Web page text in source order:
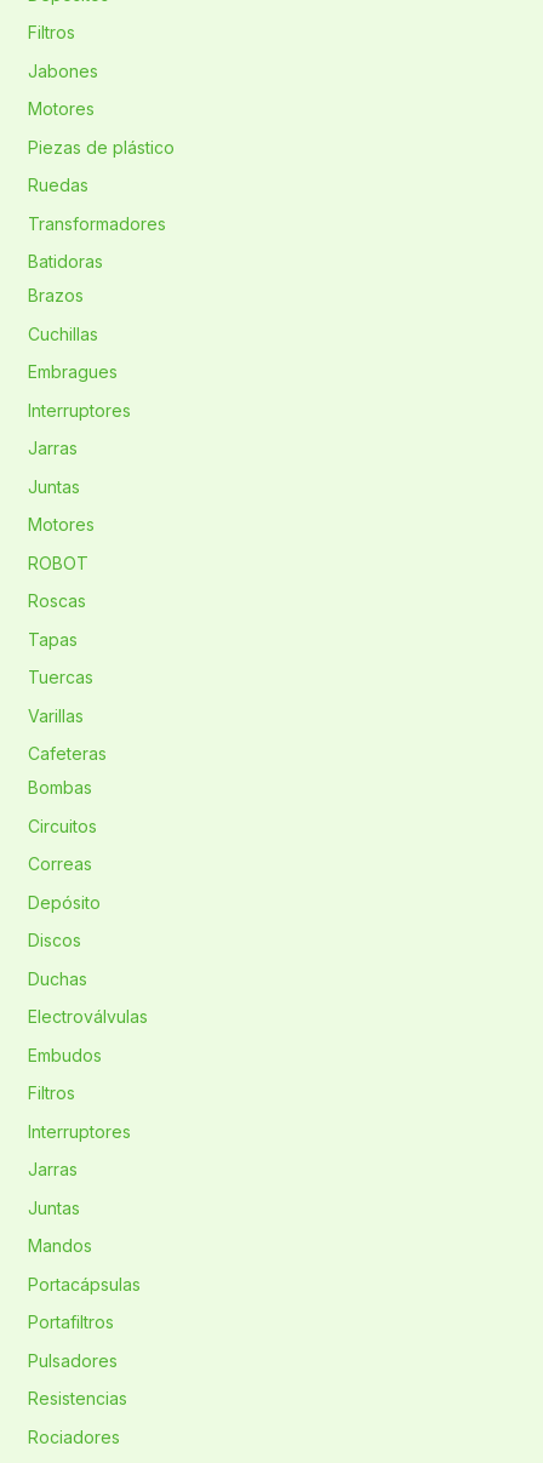
Filtros
Jabones
Motores
Piezas de plástico
Ruedas
Transformadores
Batidoras
Brazos
Cuchillas
Embragues
Interruptores
Jarras
Juntas
Motores
ROBOT
Roscas
Tapas
Tuercas
Varillas
Cafeteras
Bombas
Circuitos
Correas
Depósito
Discos
Duchas
Electroválvulas
Embudos
Filtros
Interruptores
Jarras
Juntas
Mandos
Portacápsulas
Portafiltros
Pulsadores
Resistencias
Rociadores